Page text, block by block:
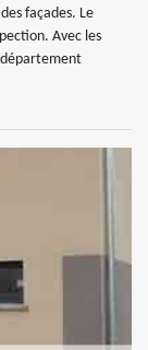
façades. Le
Avec les
département